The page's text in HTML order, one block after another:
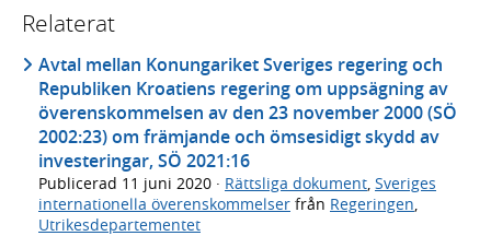
Relaterat
Avtal mellan Konungariket Sveriges regering och
Republiken Kroatiens regering om uppsägning av
överenskommelsen av den 23 november 2000 (SÖ
2002:23) om främjande och ömsesidigt skydd av
investeringar, SÖ 2021:16
Publicerad 11 juni 2020 · Rättsliga dokument Sveriges
internationella överenskommelser från Regeringen
Utrikesdepartementet